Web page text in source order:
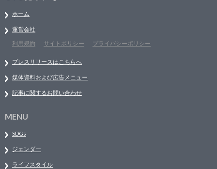
ホーム
運営会社
利用規約
サイトポリシー プライバシーポリシー
プレスリリースはこちらへ
媒体資料および広告メニュー
記事に関するお問い合わせ
MENU
SDGs
ジェンダー
ライフスタイル